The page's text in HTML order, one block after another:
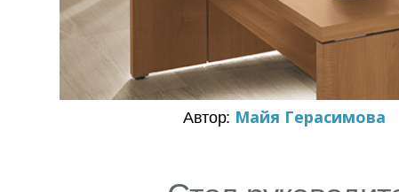
Автор: Майя Герасимова